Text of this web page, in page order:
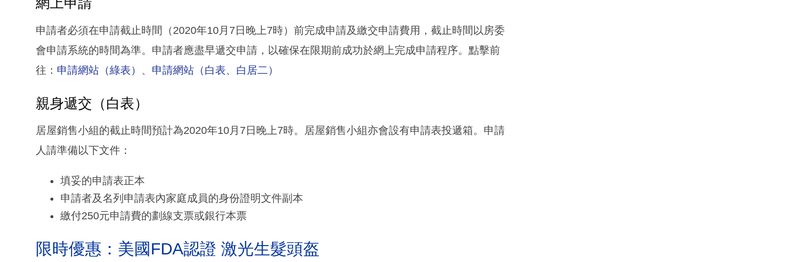
申請者必須在申請截止時間（2020年10月7日晚上7時）前完成申請及繳交申請費用，截止時間以房委
會申請系統的時間為準。申請者應盡早遞交申請，以確保在限期前成功於網上完成申請程序。點擊前
往： 申請網站（綠表） 、 申請網站（白表、白居二）
親身遞交（白表）
居屋銷售小組的截止時間預計為2020年10月7日晚上7時。居屋銷售小組亦會設有申請表投遞箱。申請
人請準備以下文件：
填妥的申請表正本
申請者及名列申請表內家庭成員的身份證明文件副本
繳付250元申請費的劃線支票或銀行本票
限時優惠：美國FDA認證 激光生髮頭盔